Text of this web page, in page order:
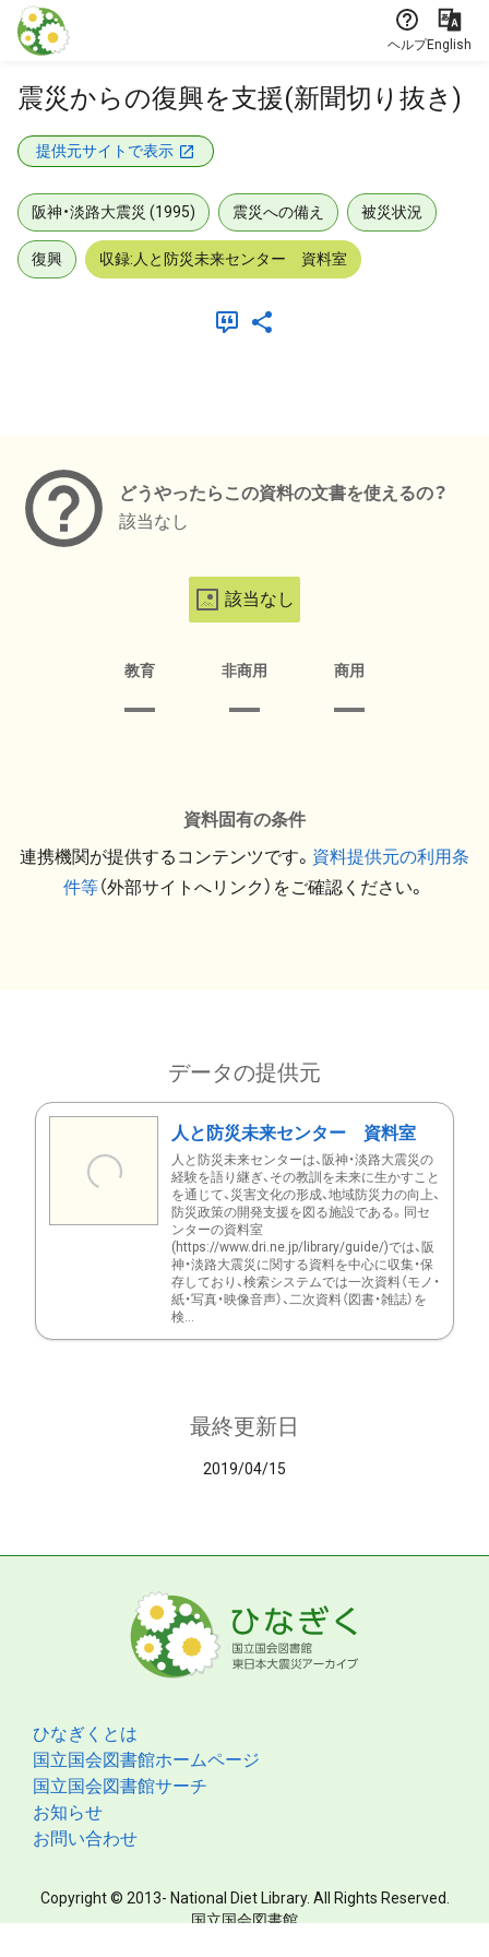
本文に飛ぶ
ヘルプEnglish
震災からの復興を支援(新聞切り抜き)
提供元サイトで表示
阪神・淡路大震災 (1995) 震災への備え 被災状況
復興 収録:人と防災未来センター 資料室
どうやったらこの資料の文書を使えるの？
該当なし
該当なし
教育 非商用 商用
資料固有の条件
連携機関が提供するコンテンツです。 資料提供元の利用条
件等（外部サイトへリンク）をご確認ください。
データの提供元
人と防災未来センター 資料室
人と防災未来センターは、阪神・淡路大震災の
経験を語り継ぎ、その教訓を未来に生かすこと
を通じて、災害文化の形成、地域防災力の向上、
防災政策の開発支援を図る施設である。同セ
ンターの資料室
(https://www.dri.ne.jp/library/guide/)では、阪
神・淡路大震災に関する資料を中心に収集・保
存しており、検索システムでは一次資料（モノ・
紙・写真・映像音声）、二次資料（図書・雑誌）を
検...
最終更新日
2019/04/15
ひなぎくとは
国立国会図書館ホームページ
国立国会図書館サーチ
お知らせ
お問い合わせ
Copyright © 2013- National Diet Library. All Rights Reserved.